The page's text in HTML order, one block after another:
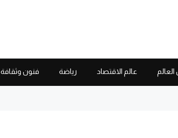
عالم الاقتصاد رياضة فنون وثقافة